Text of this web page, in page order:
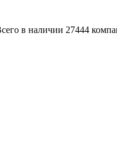
в наличии 27444